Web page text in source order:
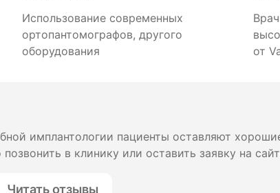
Использование современных
ортопантомографов, другого
оборудования
от
имплантологии пациенты оставляют
в клинику или оставить заявку на
Читать отзывы